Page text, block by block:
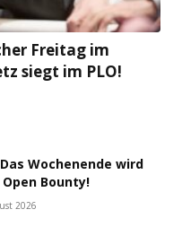
Freitag im
siegt im PLO!
Wochenende wird
Bounty!
2026